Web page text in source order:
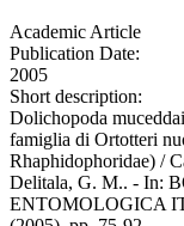
Academic Article
Publication Date:
2005
Short description:
Dolichopoda
famiglia di Ortotteri
Rhaphidophoridae) /
Delitala, G. M.. - In:
ENTOMOLOGICA